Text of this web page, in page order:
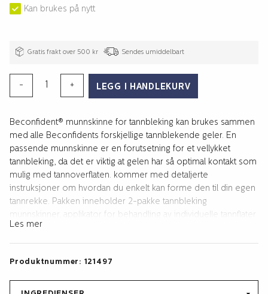
Kan brukes på nytt
Gratis frakt over 500 kr Sendes umiddelbart
-
TANNBLEKING
MUNNSKINNE
PAKKE
antall
+ LEGG I HANDLEKURV
Beconfident® munnskinne for tannbleking kan brukes sammen
med alle Beconfidents forskjellige tannblekende geler. En
passende munnskinne er en forutsetning for et vellykket
tannbleking, da det er viktig at gelen har så optimal kontakt som
mulig med tannoverflaten. kommer med detaljerte
instruksjoner om hvordan du enkelt kan forme den til din egen
tannrekke. Pakken inneholder 2-pakke tannbleking
munnskinner, applikator for behandling av individuelle tannflater
og bruksanvisning.
Les mer
Produktnummer: 121497